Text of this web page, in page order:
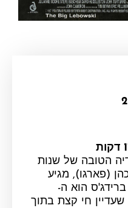
הטובה של שנות
(פארגו), מגיע
ברידג'ס הוא ה-
חי קצת בתוך